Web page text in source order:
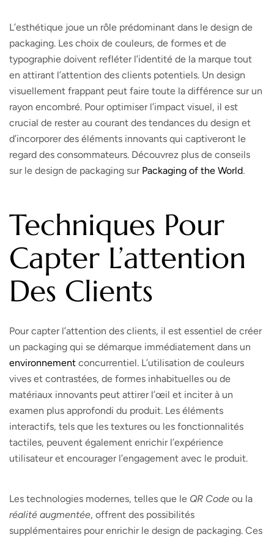
L’esthétique joue un rôle prédominant dans le design de
packaging. Les choix de couleurs, de formes et de
typographie doivent refléter l’identité de la marque tout
en attirant l’attention des clients potentiels. Un design
visuellement frappant peut faire toute la différence sur un
rayon encombré. Pour optimiser l’impact visuel, il est
crucial de rester au courant des tendances du design et
d’incorporer des éléments innovants qui captiveront le
regard des consommateurs. Découvrez plus de conseils
sur le design de packaging sur Packaging of the World.
Techniques Pour
Capter L’attention
Des Clients
Pour capter l’attention des clients, il est essentiel de créer
un packaging qui se démarque immédiatement dans un
environnement concurrentiel. L’utilisation de couleurs
vives et contrastées, de formes inhabituelles ou de
matériaux innovants peut attirer l’œil et inciter à un
examen plus approfondi du produit. Les éléments
interactifs, tels que les textures ou les fonctionnalités
tactiles, peuvent également enrichir l’expérience
utilisateur et encourager l’engagement avec le produit.
Les technologies modernes, telles que le QR Code ou la
réalité augmentée, offrent des possibilités
supplémentaires pour enrichir le design de packaging. Ces